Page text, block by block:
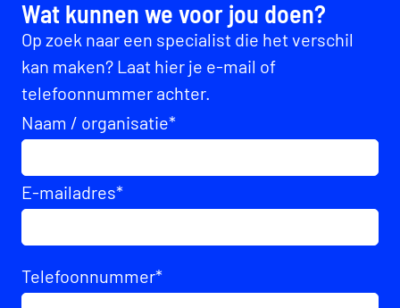
Wat kunnen we voor jou doen?
Op zoek naar een specialist die het verschil
kan maken? Laat hier je e-mail of
telefoonnummer achter.
Naam / organisatie*
E-mailadres*
Telefoonnummer*